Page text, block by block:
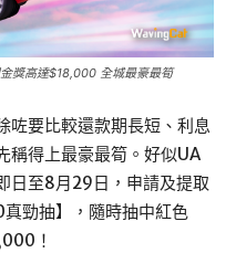
獎高達$18,000 全城最豪最筍
咗要比較還款期長短、利息
稱得上最豪最筍。好似UA
日至8月29日，申請及提取
勁抽】，隨時抽中紅色
！